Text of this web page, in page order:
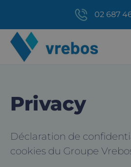
02 687
Privacy
Déclaration de
cookies du Groupe